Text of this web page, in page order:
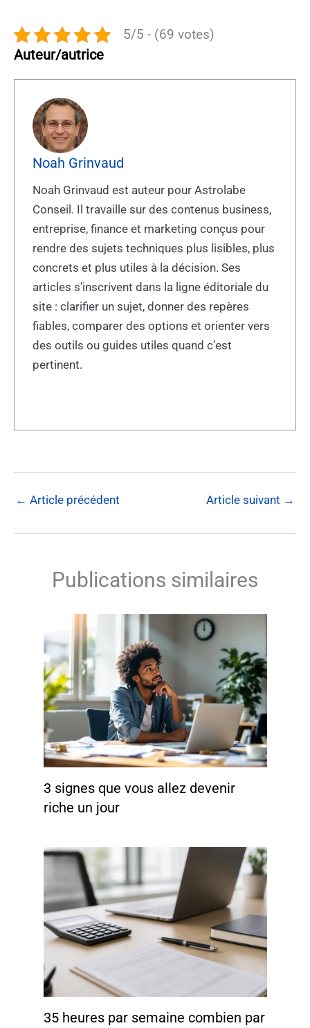
5/5 - (69 votes)
Auteur/autrice
Noah Grinvaud
Noah Grinvaud est auteur pour Astrolabe
Conseil. Il travaille sur des contenus business,
entreprise, finance et marketing conçus pour
rendre des sujets techniques plus lisibles, plus
concrets et plus utiles à la décision. Ses
articles s’inscrivent dans la ligne éditoriale du
site : clarifier un sujet, donner des repères
fiables, comparer des options et orienter vers
des outils ou guides utiles quand c’est
pertinent.
← Article précédent Article suivant →
Publications similaires
3 signes que vous allez devenir
riche un jour
35 heures par semaine combien par